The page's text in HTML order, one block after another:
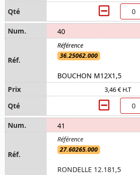
40
36.25062.000
BOUCHON M12X1,5
3,46 € H.T
41
27.60265.000
RONDELLE 12.181,5